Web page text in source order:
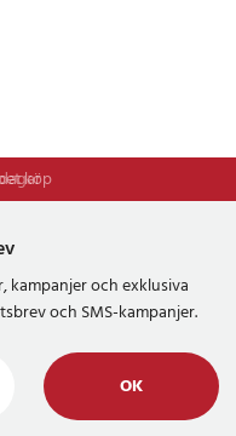
köp
kampanjer och exklusiva
och SMS-kampanjer.
OK